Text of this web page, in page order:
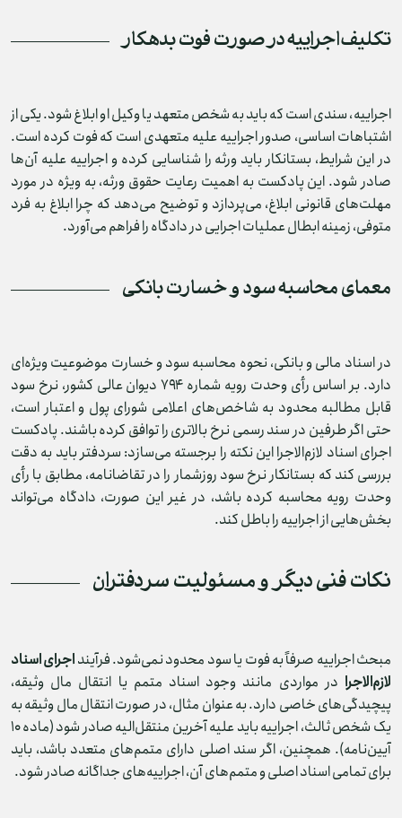
تکلیف اجراییه در صورت فوت بدهکار
اجراییه، سندی است که باید به شخص متعهد یا وکیل او ابلاغ شود. یکی از
اشتباهات اساسی، صدور اجراییه علیه متعهدی است که فوت کرده است.
در این شرایط، بستانکار باید ورثه را شناسایی کرده و اجراییه علیه آن‌ها
صادر شود. این پادکست به اهمیت رعایت حقوق ورثه، به ویژه در مورد
مهلت‌های قانونی ابلاغ، می‌پردازد و توضیح می‌دهد که چرا ابلاغ به فرد
متوفی، زمینه ابطال عملیات اجرایی در دادگاه را فراهم می‌آورد.
معمای محاسبه سود و خسارت بانکی
در اسناد مالی و بانکی، نحوه محاسبه سود و خسارت موضوعیت ویژه‌ای
دارد. بر اساس رأی وحدت رویه شماره ۷۹۴ دیوان عالی کشور، نرخ سود
قابل مطالبه محدود به شاخص‌های اعلامی شورای پول و اعتبار است،
حتی اگر طرفین در سند رسمی نرخ بالاتری را توافق کرده باشند. پادکست
اجرای اسناد لازم‌الاجرا این نکته را برجسته می‌سازد: سردفتر باید به دقت
بررسی کند که بستانکار نرخ سود روزشمار را در تقاضانامه، مطابق با رأی
وحدت رویه محاسبه کرده باشد، در غیر این صورت، دادگاه می‌تواند
بخش‌هایی از اجراییه را باطل کند.
نکات فنی دیگر و مسئولیت سردفتران
مبحث اجراییه صرفاً به فوت یا سود محدود نمی‌شود. فرآینداجرای اسناد
لازم‌الاجرا در مواردی مانند وجود اسناد متمم یا انتقال مال وثیقه،
پیچیدگی‌های خاصی دارد. به عنوان مثال، در صورت انتقال مال وثیقه به
یک شخص ثالث، اجراییه باید علیه آخرین منتقل‌الیه صادر شود (ماده ۱۰
آیین‌نامه). همچنین، اگر سند اصلی دارای متمم‌های متعدد باشد، باید
برای تمامی اسناد اصلی و متمم‌های آن، اجراییه‌های جداگانه صادر شود.